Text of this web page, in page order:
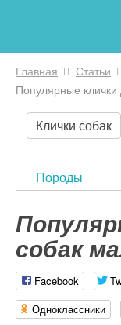
Вы здесь
Главная Статьи
Популярные клички
Клички собак
Породы
собак
Facebook
Одноклассники